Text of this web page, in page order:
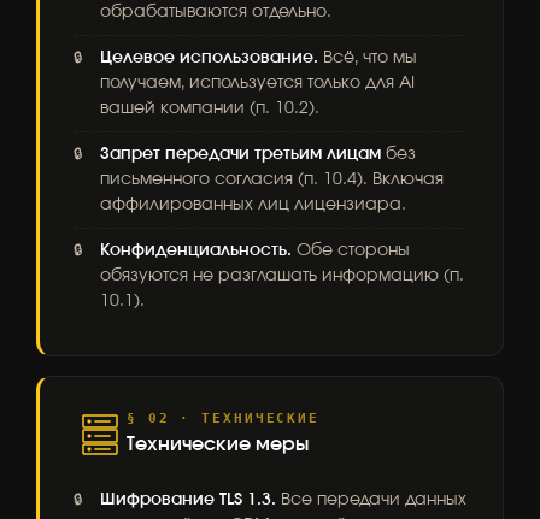
обрабатываются отдельно.
Целевое использование. Всё, что мы
получаем, используется только для AI
вашей компании (п. 10.2).
Запрет передачи третьим лицам без
письменного согласия (п. 10.4). Включая
аффилированных лиц лицензиара.
Конфиденциальность. Обе стороны
обязуются не разглашать информацию (п.
10.1).
§ 02 · ТЕХНИЧЕСКИЕ
Технические меры
Шифрование TLS 1.3. Все передачи данных